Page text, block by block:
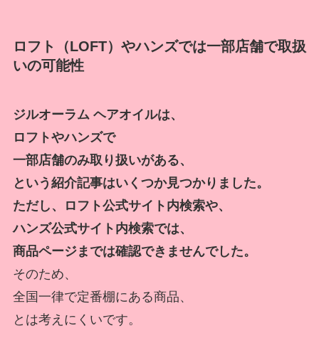
ロフト（LOFT）やハンズでは一部店舗で取扱
いの可能性
ジルオーラム ヘアオイルは、
ロフトやハンズで
一部店舗のみ取り扱いがある、
という紹介記事はいくつか見つかりました。
ただし、ロフト公式サイト内検索や、
ハンズ公式サイト内検索では、
商品ページまでは確認できませんでした。
そのため、
全国一律で定番棚にある商品、
とは考えにくいです。